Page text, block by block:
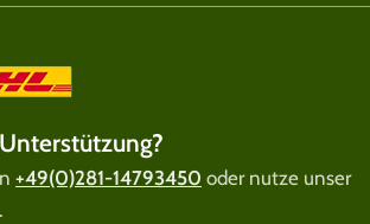
+49(0)281-14793450 oder nutze unser
.